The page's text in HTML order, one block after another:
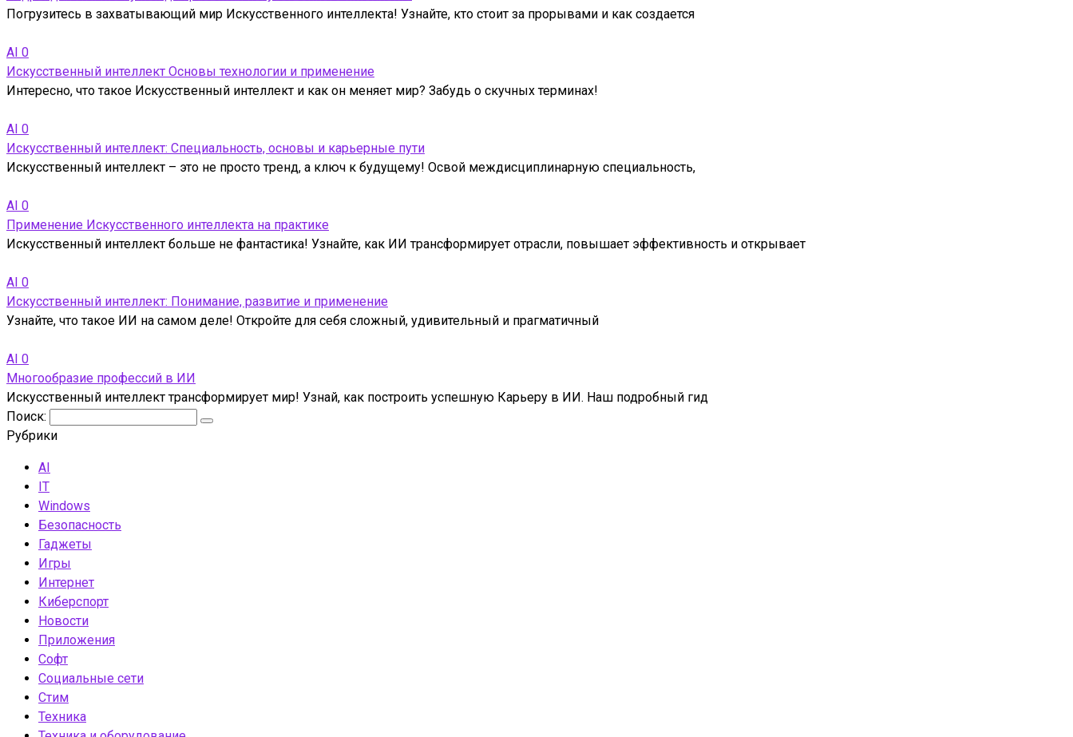
Погрузитесь в захватывающий мир Искусственного интеллекта! Узнайте, кто стоит за прорывами и как создается
AI 0
Искусственный интеллект Основы технологии и применение
Интересно, что такое Искусственный интеллект и как он меняет мир? Забудь о скучных терминах!
AI 0
Искусственный интеллект: Специальность, основы и карьерные пути
Искусственный интеллект – это не просто тренд, а ключ к будущему! Освой междисциплинарную специальность,
AI 0
Применение Искусственного интеллекта на практике
Искусственный интеллект больше не фантастика! Узнайте, как ИИ трансформирует отрасли, повышает эффективность и открывает
AI 0
Искусственный интеллект: Понимание, развитие и применение
Узнайте, что такое ИИ на самом деле! Откройте для себя сложный, удивительный и прагматичный
AI 0
Многообразие профессий в ИИ
Искусственный интеллект трансформирует мир! Узнай, как построить успешную Карьеру в ИИ. Наш подробный гид
Поиск:
Рубрики
AI
IT
Windows
Безопасность
Гаджеты
Игры
Интернет
Киберспорт
Новости
Приложения
Софт
Социальные сети
Стим
Техника